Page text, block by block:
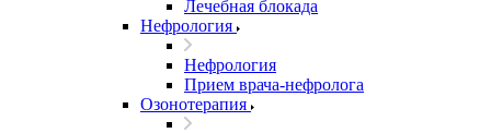
Лечебная блокада
Нефрология
Нефрология
Прием врача-нефролога
Озонотерапия